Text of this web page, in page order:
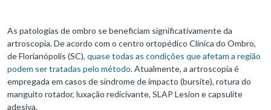
As patologias de ombro se beneficiam significativamente da
artroscopia. De acordo com o centro ortopédico Clínica do Ombro,
de Florianópolis (SC), quase todas as condições que afetam a região
podem ser tratadas pelo método. Atualmente, a artroscopia é
empregada em casos de síndrome de impacto (bursite), rotura do
manguito rotador, luxação redicivante, SLAP Lesion e capsulite
adesiva.